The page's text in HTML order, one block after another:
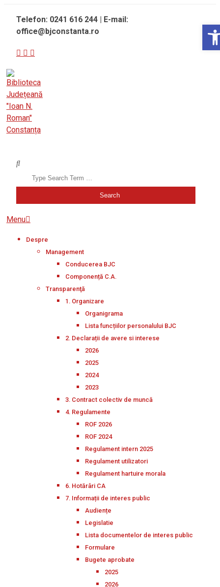
content
Telefon: 0241 616 244 | E-mail:
office@bjconstanta.ro
Search
Secondary
Menu
Menu
Despre
Management
Conducerea BJC
Componență C.A.
Transparenţă
1. Organizare
Organigrama
Lista funcțiilor personalului BJC
2. Declarații de avere si interese
2026
2025
2024
2023
3. Contract colectiv de muncă
4. Regulamente
ROF 2026
ROF 2024
Regulament intern 2025
Regulament utilizatori
Regulament hartuire morala
6. Hotărâri CA
7. Informații de interes public
Audiențe
Legislatie
Lista documentelor de interes public
Formulare
Bugete aprobate
2025
2026